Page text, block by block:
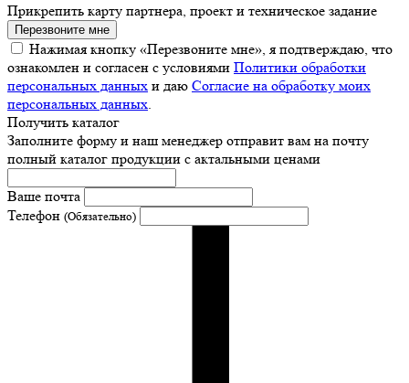
Прикрепить карту партнера, проект и техническое задание
Перезвоните мне
Нажимая кнопку «Перезвоните мне», я подтверждаю, что
ознакомлен и согласен с условиями Политики обработки
персональных данных и даю Согласие на обработку моих
персональных данных
Получить каталог
Заполните форму и наш менеджер отправит вам на почту
полный каталог продукции с актальными ценами
Ваше почта
Телефон (Обязательно)